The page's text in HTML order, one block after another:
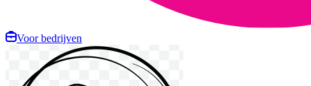
Voor bedrijven